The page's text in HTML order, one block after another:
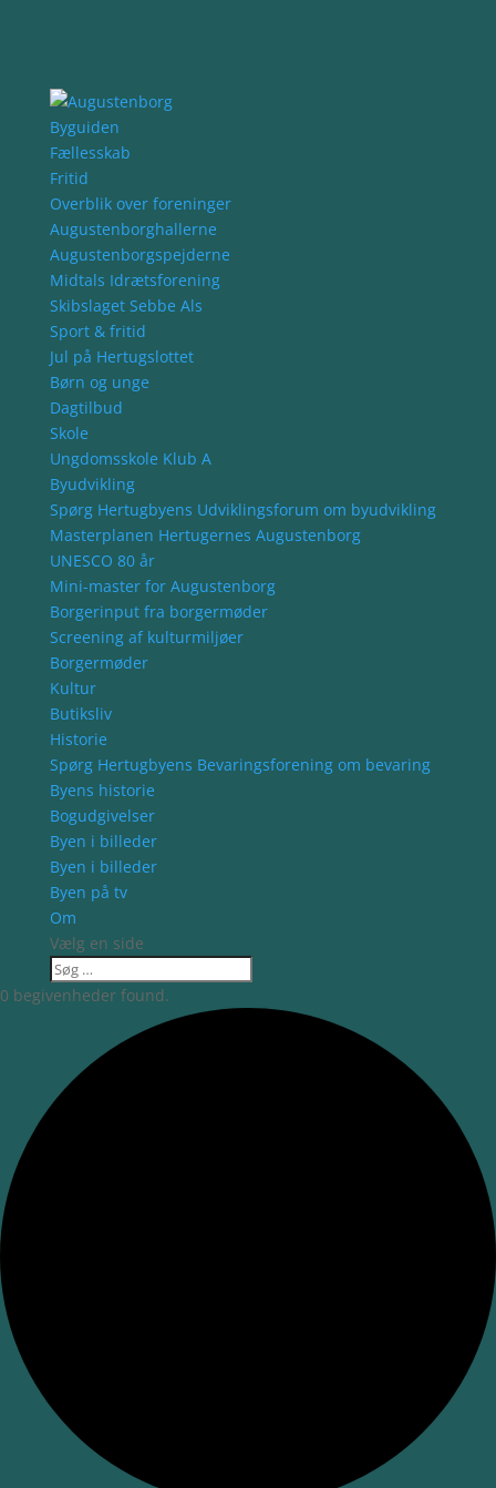
Byguiden
Fællesskab
Fritid
Overblik over foreninger
Augustenborghallerne
Augustenborgspejderne
Midtals Idrætsforening
Skibslaget Sebbe Als
Sport & fritid
Jul på Hertugslottet
Børn og unge
Dagtilbud
Skole
Ungdomsskole Klub A
Byudvikling
Spørg Hertugbyens Udviklingsforum om byudvikling
Masterplanen Hertugernes Augustenborg
UNESCO 80 år
Mini-master for Augustenborg
Borgerinput fra borgermøder
Screening af kulturmiljøer
Borgermøder
Kultur
Butiksliv
Historie
Spørg Hertugbyens Bevaringsforening om bevaring
Byens historie
Bogudgivelser
Byen i billeder
Byen i billeder
Byen på tv
Om
Vælg en side
0 begivenheder found.